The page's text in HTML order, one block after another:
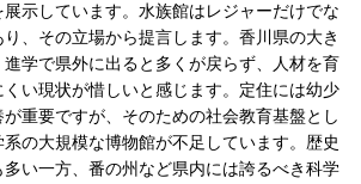
示しています。水族館はレジャーだけでな
、その立場から提言します。香川県の大き
学で県外に出ると多くが戻らず、人材を育
い現状が惜しいと感じます。定住には幼少
重要ですが、そのための社会教育基盤とし
の大規模な博物館が不足しています。歴史
い一方、番の州など県内には誇るべき科学